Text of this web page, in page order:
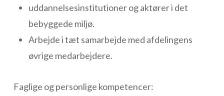
uddannelsesinstitutioner og aktører i det
bebyggede miljø.
Arbejde i tæt samarbejde med afdelingens
øvrige medarbejdere.
Faglige og personlige kompetencer: